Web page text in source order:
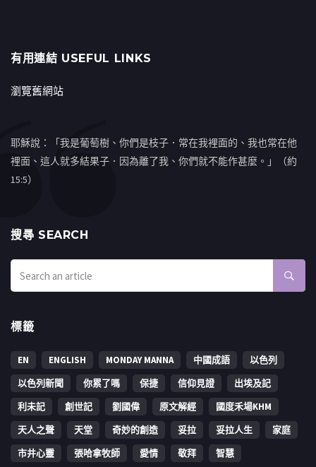
有用連結 USEFUL LINKS
瀏覽舊網站
耶穌說：「我是葡萄樹、你們是枝子．常在我裡面的、我也常在他
裡面、這人就多結果子．因為離了我、你們就不能作甚麼。」（約
15:5）
搜㝷 SEARCH
標籤
EN ENGLISH MONDAY MANNA 中國成語
以色列
以色列新聞
你累了嗎 保捷 信仰見證
出埃及記
利未記
創世記 劉國偉 原文解經
國度禾場KHM
天人之聲
天堂 奇妙的創造 妥拉 妥拉人生
家庭
市井心靈
張哈拿牧師 愛情 敬拜 智慧